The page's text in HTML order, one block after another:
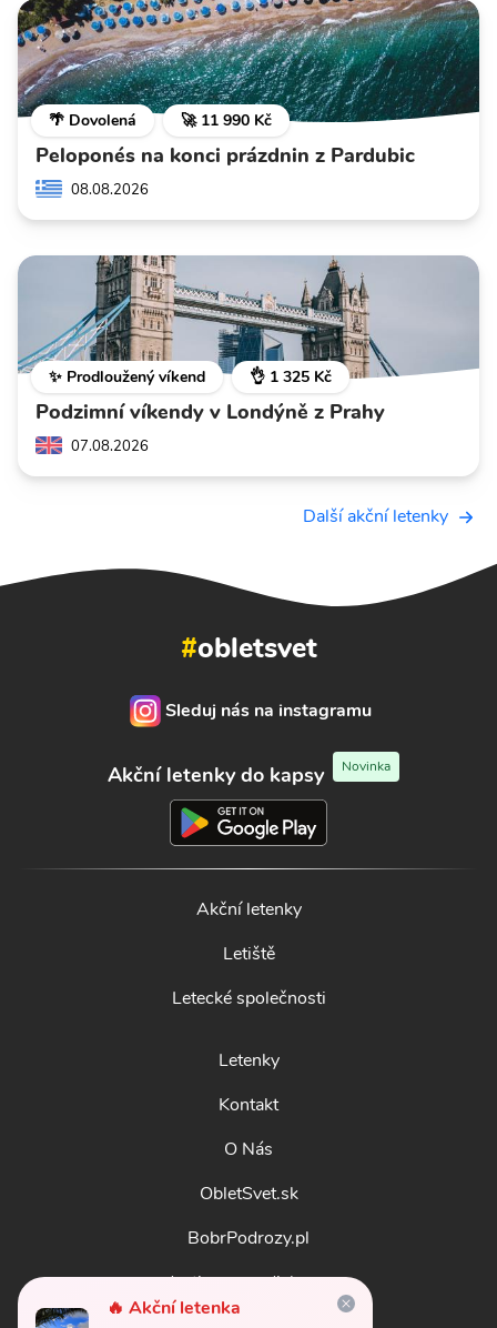
🌴 Dovolená 🚀 11 990 Kč
Peloponés na konci prázdnin z Pardubic
08.08.2026
✨ Prodloužený víkend 👌 1 325 Kč
Podzimní víkendy v Londýně z Prahy
07.08.2026
Další akční letenky
🔥 Akční letenka
#obletsvet
Sleduj nás na instagramu
Akční letenky do kapsy Novinka
Akční letenky
Letiště
Letecké společnosti
Letenky
Kontakt
O Nás
ObletSvet.sk
BobrPodrozy.pl
destinosmundiales.es